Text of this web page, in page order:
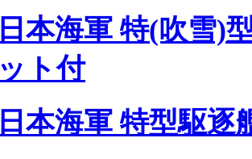
日本海軍 特(吹雪)
ット付
日本海軍 特型駆逐